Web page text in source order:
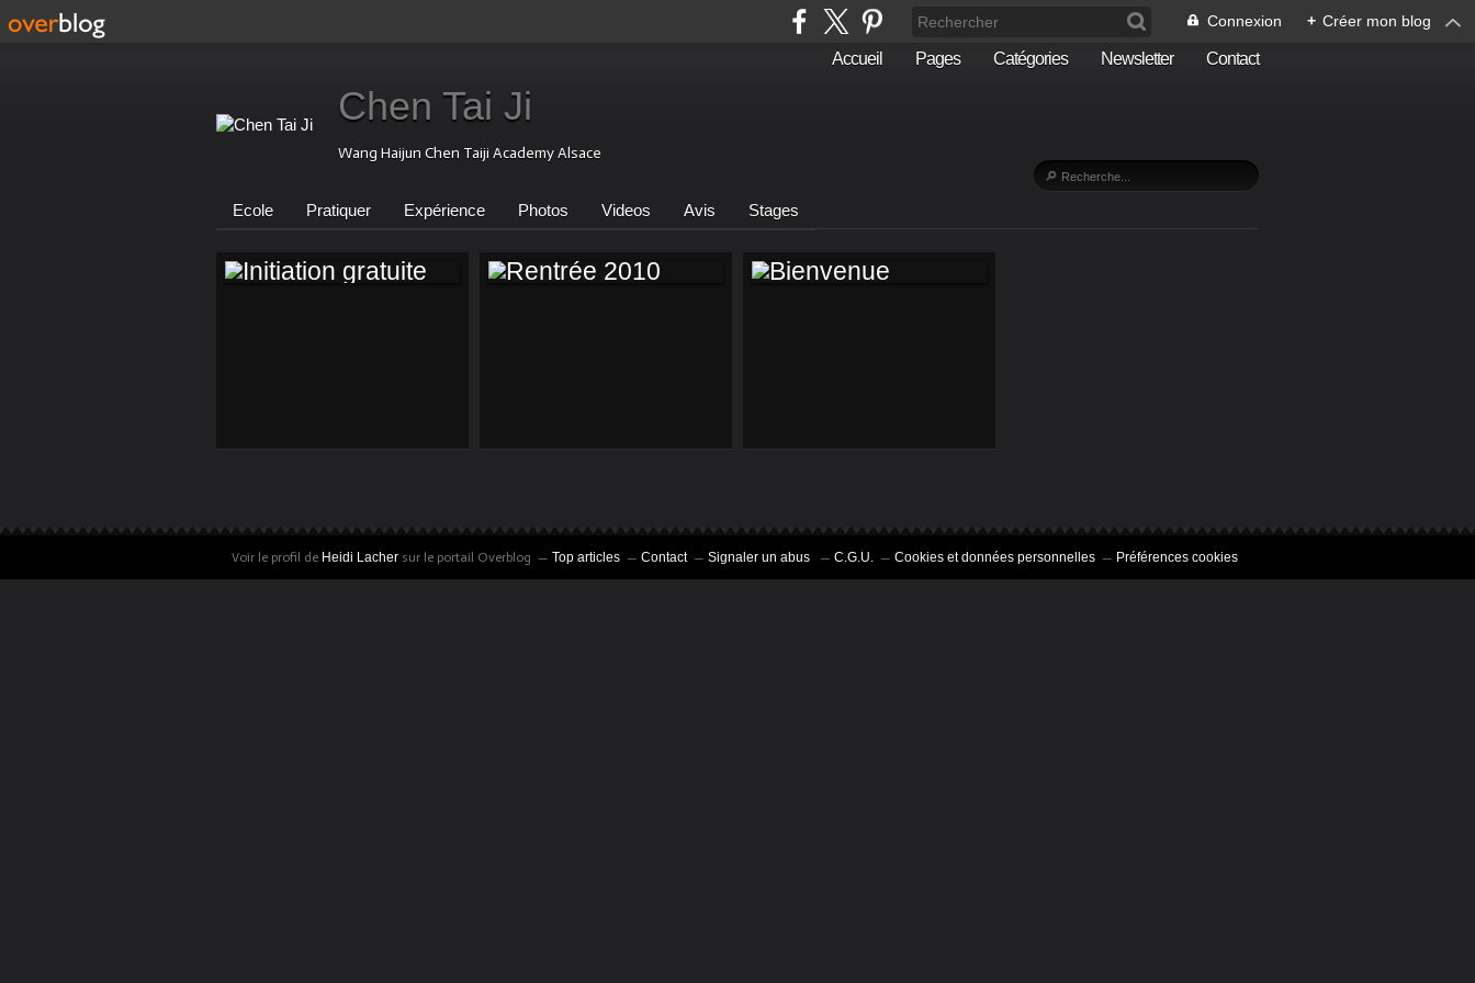
Connexion + Créer mon blog
Accueil Pages Catégories Newsletter Contact
Chen Tai Ji
Wang Haijun Chen Taiji Academy Alsace
Ecole Pratiquer Expérience Photos Videos Avis Stages
Voir le profil de Heidi Lachersur le portail Overblog Top articles Contact Signaler un abus C.G.U. Cookies et données personnelles Préférences cookies